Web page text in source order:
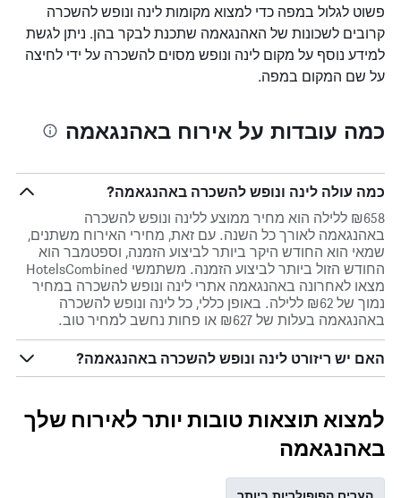
פשוט לגלול במפה כדי למצוא מקומות לינה ונופש להשכרה
קרובים לשכונות של האהנגאמה שתכנת לבקר בהן. ניתן לגשת
למידע נוסף על מקום לינה ונופש מסוים להשכרה על ידי לחיצה
על שם המקום במפה.
כמה עובדות על אירוח באהנגאמה
כמה עולה לינה ונופש להשכרה באהנגאמה?
₪658 ללילה הוא מחיר ממוצע ללינה ונופש להשכרה
באהנגאמה לאורך כל השנה. עם זאת, מחירי האירוח משתנים,
שמאי הוא החודש היקר ביותר לביצוע הזמנה, וספטמבר הוא
החודש הזול ביותר לביצוע הזמנה. משתמשי HotelsCombined
מצאו לאחרונה באהנגאמה אתרי לינה ונופש להשכרה במחיר
נמוך של ₪62 ללילה. באופן כללי, כל לינה ונופש להשכרה
באהנגאמה בעלות של ₪627 או פחות נחשב למחיר טוב.
האם יש ריזורט לינה ונופש להשכרה באהנגאמה?
למצוא תוצאות טובות יותר לאירוח שלך
באהנגאמה